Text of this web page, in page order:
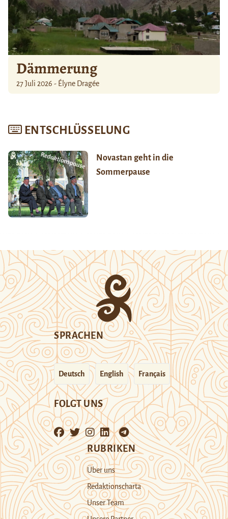
Dämmerung
27 Juli 2026 - Élyne Dragée
ENTSCHLÜSSELUNG
Novastan geht in die
Sommerpause
SPRACHEN
Deutsch English Français
FOLGT UNS
RUBRIKEN
Über uns
Redaktionscharta
Unser Team